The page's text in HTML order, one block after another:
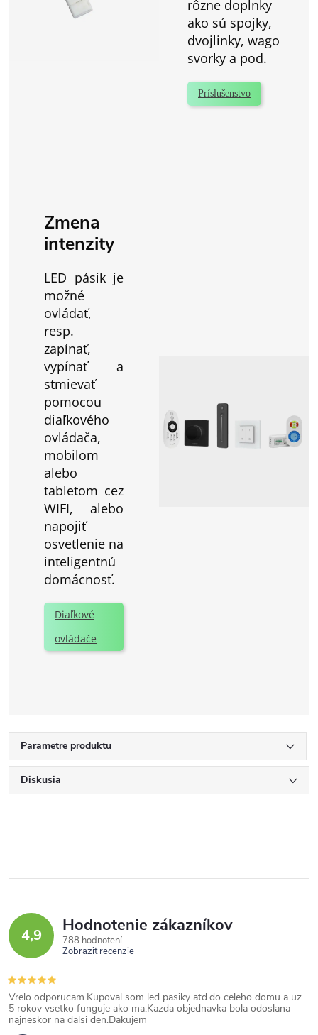
rôzne doplnky
ako sú spojky,
dvojlinky, wago
svorky a pod.
Príslušenstvo
Zmena
intenzity
LED pásik je
možné
ovládať,
resp.
zapínať,
vypínať a
stmievať
pomocou
diaľkového
ovládača,
mobilom
alebo
tabletom cez
WIFI, alebo
napojiť
osvetlenie na
inteligentnú
domácnosť.
Diaľkové
ovládače
Parametre produktu
Diskusia
4,9 Hodnotenie zákazníkov
788 hodnotení
Zobraziť recenzie
Vrelo odporucam.Kupoval som led pasiky atd.do celeho domu a uz
5 rokov vsetko funguje ako ma.Kazda objednavka bola odoslana
najneskor na dalsi den.Dakujem